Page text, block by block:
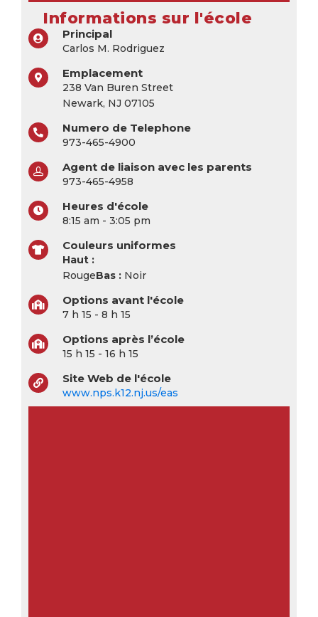
Informations sur l'école
Principal
Carlos M. Rodriguez
Emplacement
238 Van Buren Street
Newark, NJ 07105
Numero de Telephone
973-465-4900
Agent de liaison avec les parents
973-465-4958
Heures d'école
8:15 am - 3:05 pm
Couleurs uniformes
Haut :
RougeBas : Noir
Options avant l'école
7 h 15 - 8 h 15
Options après l’école
15 h 15 - 16 h 15
Site Web de l'école
www.nps.k12.nj.us/eas